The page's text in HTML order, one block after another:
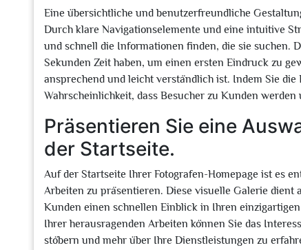
Eine übersichtliche und benutzerfreundliche
Durch klare Navigationselemente und eine intuitive
und schnell die Informationen finden, die sie suchen.
Sekunden Zeit haben, um einen ersten Eindruck zu
ansprechend und leicht verständlich ist. Indem Sie
Wahrscheinlichkeit, dass Besucher zu Kunden
Präsentieren Sie eine
der Startseite.
Auf der Startseite Ihrer Fotografen-Homepage ist es
Arbeiten zu präsentieren. Diese visuelle Galerie
Kunden einen schnellen Einblick in Ihren
Ihrer herausragenden Arbeiten können Sie das
stöbern und mehr über Ihre Dienstleistungen zu